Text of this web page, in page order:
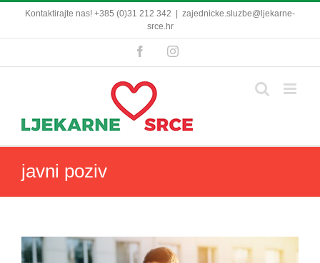
content
Kontaktirajte nas! +385 (0)31 212 342
zajednicke.sluzbe@ljekarne-
srce.hr
FacebookInstagram
javni poziv